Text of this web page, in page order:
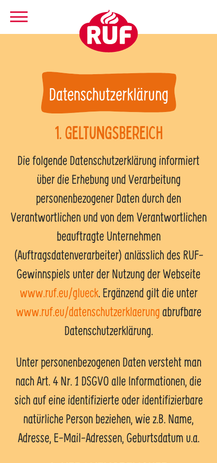
Zum Hauptinhalt springen
Datenschutzerklärung
1. Geltungsbereich
Die folgende Datenschutzerklärung informiert
über die Erhebung und Verarbeitung
personenbezogener Daten durch den
Verantwortlichen und von dem Verantwortlichen
beauftragte Unternehmen
(Auftragsdatenverarbeiter) anlässlich des RUF-
Gewinnspiels unter der Nutzung der Webseite
www.ruf.eu/glueck. Ergänzend gilt die unter
www.ruf.eu/datenschutzerklaerungabrufbare
Datenschutzerklärung.
Unter personenbezogenen Daten versteht man
nach Art. 4 Nr. 1 DSGVO alle Informationen, die
sich auf eine identifizierte oder identifizierbare
natürliche Person beziehen, wie z.B. Name,
Adresse, E-Mail-Adressen, Geburtsdatum u.a.